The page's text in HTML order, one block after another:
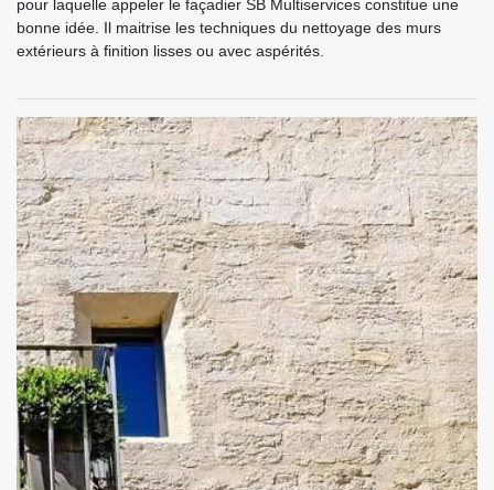
pour laquelle appeler le façadier SB Multiservices constitue une
bonne idée. Il maitrise les techniques du nettoyage des murs
extérieurs à finition lisses ou avec aspérités.